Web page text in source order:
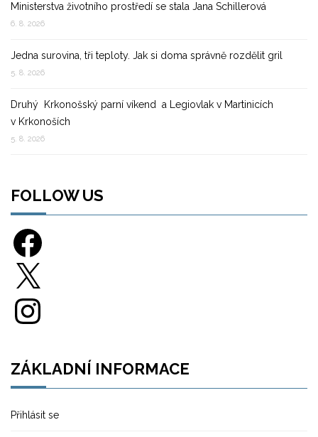
Ministerstva životního prostředí se stala Jana Schillerová
6. 8. 2026
Jedna surovina, tři teploty. Jak si doma správně rozdělit gril
5. 8. 2026
Druhý Krkonošský parní víkend a Legiovlak v Martinicích
v Krkonoších
5. 8. 2026
FOLLOW US
Facebook
Instagram
ZÁKLADNÍ INFORMACE
Přihlásit se